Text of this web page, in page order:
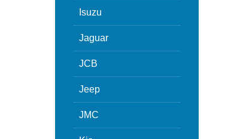
Isuzu
Jaguar
JCB
Jeep
JMC